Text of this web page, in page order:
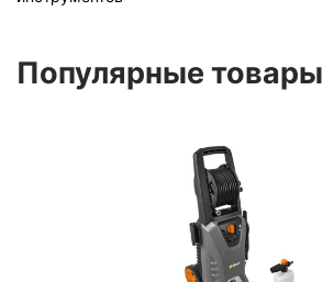
Популярные товары